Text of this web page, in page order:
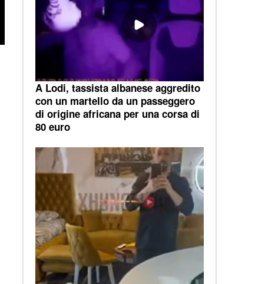
A Lodi, tassista albanese aggredito
con un martello da un passeggero
di origine africana per una corsa di
80 euro